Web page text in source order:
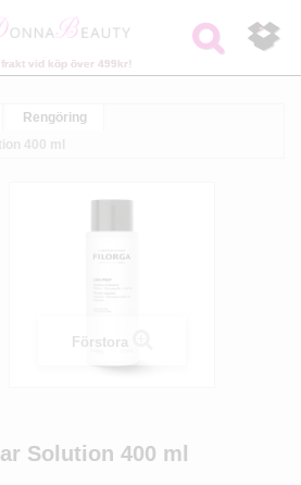
Rengöring
400 ml
Förstora
Solution 400 ml
frakt vid köp över 499kr!
 